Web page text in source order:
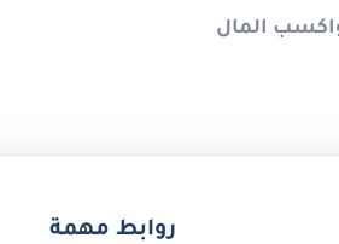
المال
روابط مهمة